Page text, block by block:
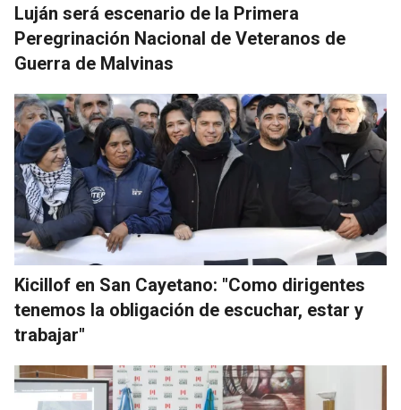
Luján será escenario de la Primera
Peregrinación Nacional de Veteranos de
Guerra de Malvinas
Kicillof en San Cayetano: "Como dirigentes
tenemos la obligación de escuchar, estar y
trabajar"